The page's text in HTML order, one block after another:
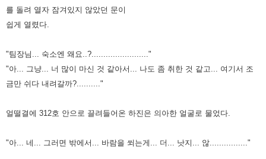
를 돌려 열자 잠겨있지 않았던 문이
쉽게 열렸다.
"팀장님... 숙소엔 왜요..?........................"
"아... 그냥... 너 많이 마신 것 같아서... 나도 좀 취한 것 같고... 여기서 조
금만 쉬다 내려갈까?.........."
얼떨결에 312호 안으로 끌려들어온 하진은 의아한 얼굴로 물었다.
"아... 네... 그러면 밖에서... 바람을 쐬는게... 더... 낫지... 않................"